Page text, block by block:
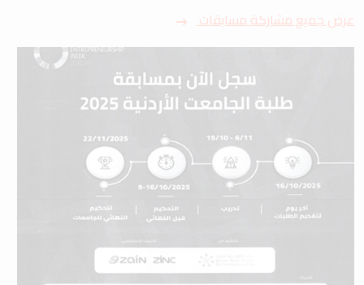
عرض جميع مشاركة مسابقات